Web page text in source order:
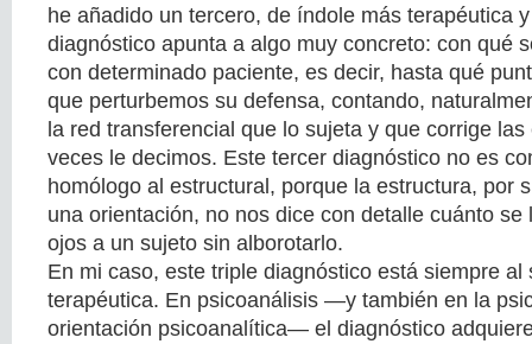
he añadido un tercero, de índole más terapéutica
diagnóstico apunta a algo muy concreto: con qué
con determinado paciente, es decir, hasta qué
que perturbemos su defensa, contando,
la red transferencial que lo sujeta y que corrige
veces le decimos. Este tercer diagnóstico no es
homólogo al estructural, porque la estructura, por
una orientación, no nos dice con detalle cuánto se
ojos a un sujeto sin alborotarlo.
En mi caso, este triple diagnóstico está siempre al
terapéutica. En psicoanálisis —y también en la
orientación psicoanalítica— el diagnóstico